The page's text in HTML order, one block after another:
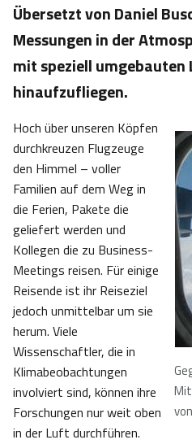
Übersetzt von Daniel
Messungen in der
mit speziell
hinaufzufliegen.
Hoch über unseren Köpfen
durchkreuzen Flugzeuge
den Himmel – voller
Familien auf dem Weg in
die Ferien, Pakete die
geliefert werden und
Kollegen die zu Business-
Meetings reisen. Für einige
Reisende ist ihr Reiseziel
jedoch unmittelbar um sie
herum. Viele
Wissenschaftler, die in
Klimabeobachtungen
involviert sind, können ihre
Forschungen nur weit oben
in der Luft durchführen.